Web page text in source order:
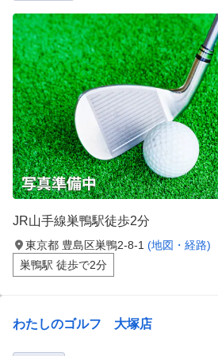
JR山手線巣鴨駅徒歩2分
東京都 豊島区巣鴨2-8-1 (地図・経路)
巣鴨駅 徒歩で2分
わたしのゴルフ 大塚店